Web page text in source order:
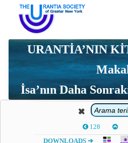
URANTİA’NIN
İsa’nın Daha
128
DOWNLOADS ➔